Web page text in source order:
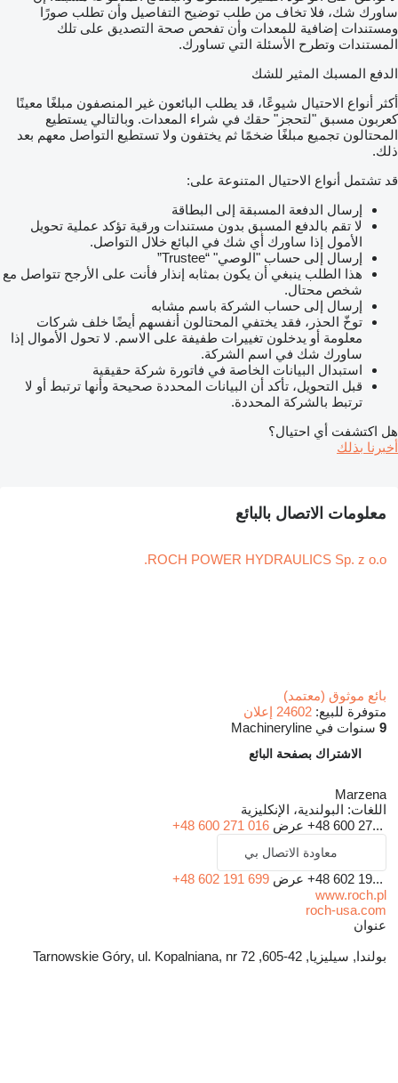
ساورك شك، فلا تخاف من طلب توضيح التفاصيل وأن تطلب صورًا
ومستندات إضافية للمعدات وأن تفحص صحة التصديق على تلك
المستندات وتطرح الأسئلة التي تساورك.
الدفع المسبك المثير للشك
أكثر أنواع الاحتيال شيوعًا، قد يطلب البائعون غير المنصفون مبلغًا معينًا
كعربون مسبق "لتحجز" حقك في شراء المعدات. وبالتالي يستطيع
المحتالون تجميع مبلغًا ضخمًا ثم يختفون ولا تستطيع التواصل معهم بعد
ذلك.
قد تشتمل أنواع الاحتيال المتنوعة على:
إرسال الدفعة المسبقة إلى البطاقة
لا تقم بالدفع المسبق بدون مستندات ورقية تؤكد عملية تحويل
الأمول إذا ساورك أي شك في البائع خلال التواصل.
إرسال إلى حساب "الوصي" “Trustee”
هذا الطلب ينبغي أن يكون بمثابه إنذار فأنت على الأرجح تتواصل مع
شخص محتال.
إرسال إلى حساب الشركة باسم مشابه
توخّ الحذر، فقد يختفي المحتالون أنفسهم أيضًا خلف شركات
معلومة أو يدخلون تغييرات طفيفة على الاسم. لا تحول الأموال إذا
ساورك شك في اسم الشركة.
استبدال البيانات الخاصة في فاتورة شركة حقيقية
قبل التحويل، تأكد أن البيانات المحددة صحيحة وأنها ترتبط أو لا
ترتبط بالشركة المحددة.
هل اكتشفت أي احتيال؟
أخبرنا بذلك
معلومات الاتصال بالبائع
ROCH POWER HYDRAULICS Sp. z o.o.
بائع موثوق (معتمد)
متوفرة للبيع: 24602 إعلان
9 سنوات في Machineryline
الاشتراك بصفحة البائع
Marzena
اللغات: البولندية، الإنكليزية
+48 600 27... عرض +48 600 271 016
معاودة الاتصال بي
+48 602 19... عرض +48 602 191 699
www.roch.pl
roch-usa.com
عنوان
بولندا, سيليزيا, 42-605, Tarnowskie Góry, ul. Kopalniana, nr 72